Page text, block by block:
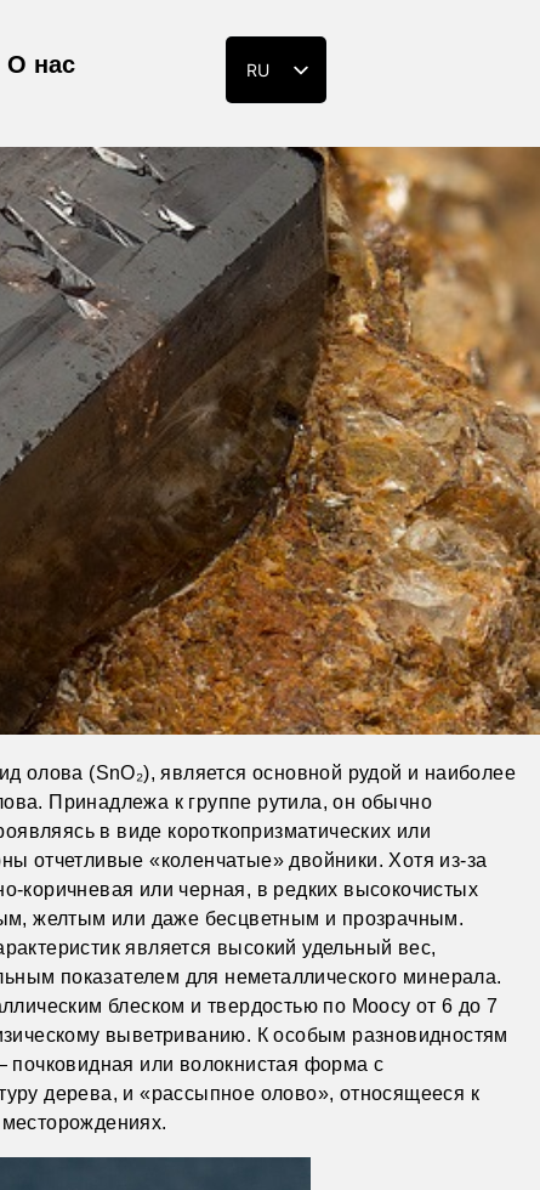
О нас RU
олова (SnO₂), является основной рудой и наиболее
Принадлежа к группе рутила, он обычно
в виде короткопризматических или
отчетливые «коленчатые» двойники. Хотя из-за
коричневая или черная, в редких высокочистых
желтым или даже бесцветным и прозрачным.
является высокий удельный вес,
показателем для неметаллического минерала.
блеском и твердостью по Моосу от 6 до 7
выветриванию. К особым разновидностям
почковидная или волокнистая форма с
дерева, и «рассыпное олово», относящееся к